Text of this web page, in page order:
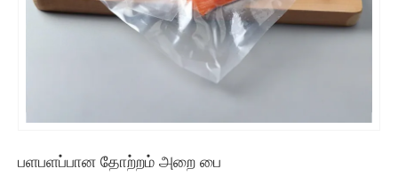
பளபளப்பான தோற்றம் அறை பை